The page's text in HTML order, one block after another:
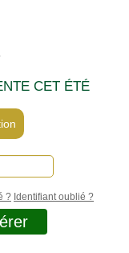
CET ÉTÉ
? Identifiant oublié ?